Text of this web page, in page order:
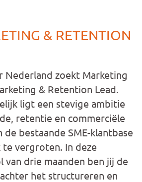
& RETENTION
Nederland zoekt Marketing
& Retention Lead.
ligt een stevige ambitie
retentie en commerciële
bestaande SME-klantbase
te vergroten. In deze
drie maanden ben jij de
het structureren en